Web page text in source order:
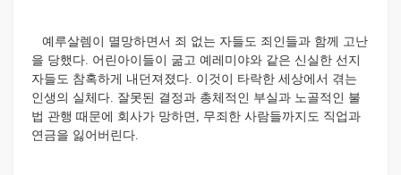
예루살렘이 멸망하면서 죄 없는 자들도 죄인들과 함께 고난
을 당했다. 어린아이들이 굶고 예레미야와 같은 신실한 선지
자들도 참혹하게 내던져졌다. 이것이 타락한 세상에서 겪는
인생의 실체다. 잘못된 결정과 총체적인 부실과 노골적인 불
법 관행 때문에 회사가 망하면, 무죄한 사람들까지도 직업과
연금을 잃어버린다.